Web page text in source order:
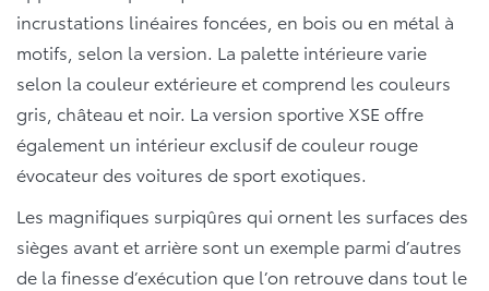
incrustations linéaires foncées, en bois ou en métal à
motifs, selon la version. La palette intérieure varie
selon la couleur extérieure et comprend les couleurs
gris, château et noir. La version sportive XSE offre
également un intérieur exclusif de couleur rouge
évocateur des voitures de sport exotiques.
Les magnifiques surpiqûres qui ornent les surfaces des
sièges avant et arrière sont un exemple parmi d’autres
de la finesse d’exécution que l’on retrouve dans tout le